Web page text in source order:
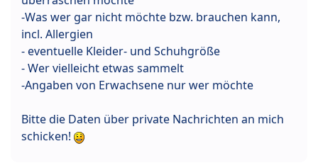
-Was wer gar nicht möchte bzw. brauchen kann,
incl. Allergien
- eventuelle Kleider- und Schuhgröße
- Wer vielleicht etwas sammelt
-Angaben von Erwachsene nur wer möchte
Bitte die Daten über private Nachrichten an mich
schicken!